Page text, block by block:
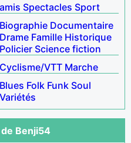
amis Spectacles Sport
Biographie Documentaire
Drame Famille Historique
Policier Science fiction
Cyclisme/VTT Marche
Blues Folk Funk Soul
Variétés
Benji54